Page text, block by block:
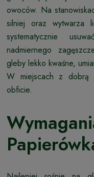
owoców. Na
silniej oraz wytwarza
systematycznie
nadmiernego
gleby lekko kwaśne,
W miejscach z dobrą
obficie.